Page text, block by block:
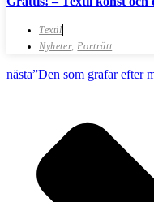
Textil
Nyheter, Porträtt
nästa”Den som grafar efter